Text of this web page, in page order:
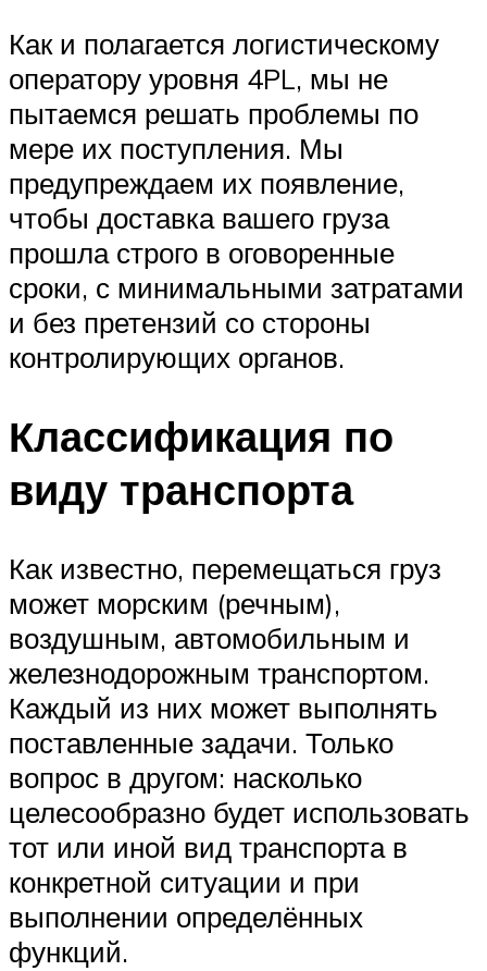
Как и полагается логистическому
оператору уровня 4PL, мы не
пытаемся решать проблемы по
мере их поступления. Мы
предупреждаем их появление,
чтобы доставка вашего груза
прошла строго в оговоренные
сроки, с минимальными затратами
и без претензий со стороны
контролирующих органов.
Классификация по
виду транспорта
Как известно, перемещаться груз
может морским (речным),
воздушным, автомобильным и
железнодорожным транспортом.
Каждый из них может выполнять
поставленные задачи. Только
вопрос в другом: насколько
целесообразно будет использовать
тот или иной вид транспорта в
конкретной ситуации и при
выполнении определённых
функций.